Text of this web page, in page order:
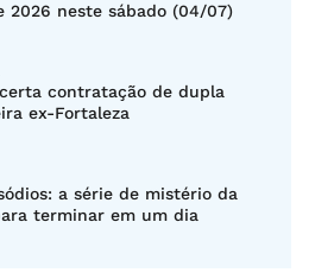
2026 neste sábado (04/07)
contratação de dupla
ex-Fortaleza
a série de mistério da
terminar em um dia